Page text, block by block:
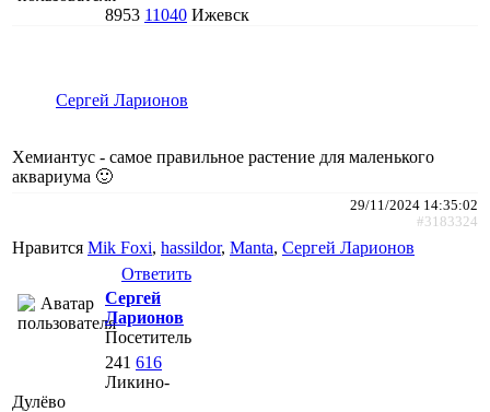
8953 11040 Ижевск
Сергей Ларионов
Хемиантус - самое правильное растение для маленького
аквариума 🙂
29/11/2024 14:35:02
#3183324
Нравится Mik Foxi, hassildor, Manta, Сергей Ларионов
Ответить
Сергей
Ларионов
Посетитель
241 616
Ликино-
Дулёво